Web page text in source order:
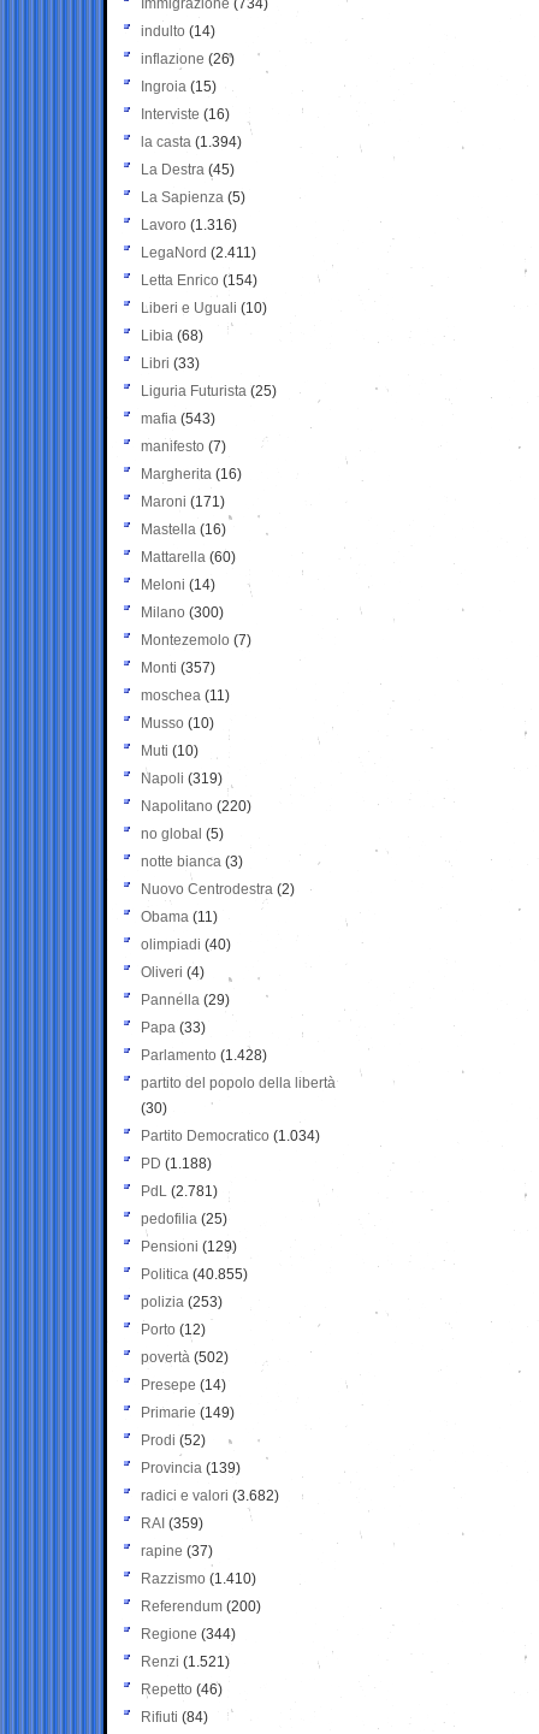
Immigrazione (734)
indulto (14)
inflazione (26)
Ingroia (15)
Interviste (16)
la casta (1.394)
La Destra (45)
La Sapienza (5)
Lavoro (1.316)
LegaNord (2.411)
Letta Enrico (154)
Liberi e Uguali (10)
Libia (68)
Libri (33)
Liguria Futurista (25)
mafia (543)
manifesto (7)
Margherita (16)
Maroni (171)
Mastella (16)
Mattarella (60)
Meloni (14)
Milano (300)
Montezemolo (7)
Monti (357)
moschea (11)
Musso (10)
Muti (10)
Napoli (319)
Napolitano (220)
no global (5)
notte bianca (3)
Nuovo Centrodestra (2)
Obama (11)
olimpiadi (40)
Oliveri (4)
Pannella (29)
Papa (33)
Parlamento (1.428)
partito del popolo della libertà
(30)
Partito Democratico (1.034)
PD (1.188)
PdL (2.781)
pedofilia (25)
Pensioni (129)
Politica (40.855)
polizia (253)
Porto (12)
povertà (502)
Presepe (14)
Primarie (149)
Prodi (52)
Provincia (139)
radici e valori (3.682)
RAI (359)
rapine (37)
Razzismo (1.410)
Referendum (200)
Regione (344)
Renzi (1.521)
Repetto (46)
Rifiuti (84)